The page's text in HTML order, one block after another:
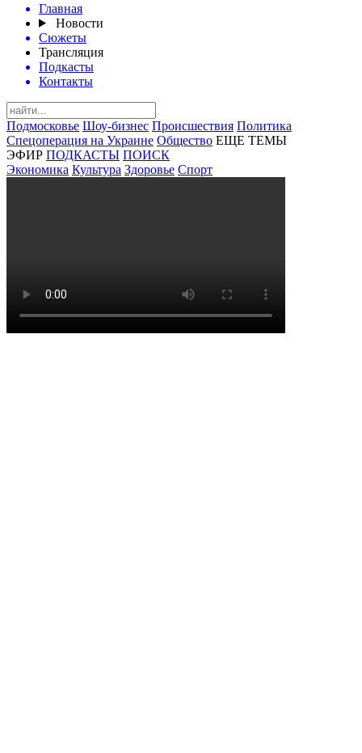
Главная
Новости
Сюжеты
Трансляция
Подкасты
Контакты
Подмосковье Шоу-бизнес Происшествия Политика
Спецоперация на Украине Общество ЕЩЕ ТЕМЫ
ЭФИР ПОДКАСТЫ ПОИСК
Экономика Культура Здоровье Спорт